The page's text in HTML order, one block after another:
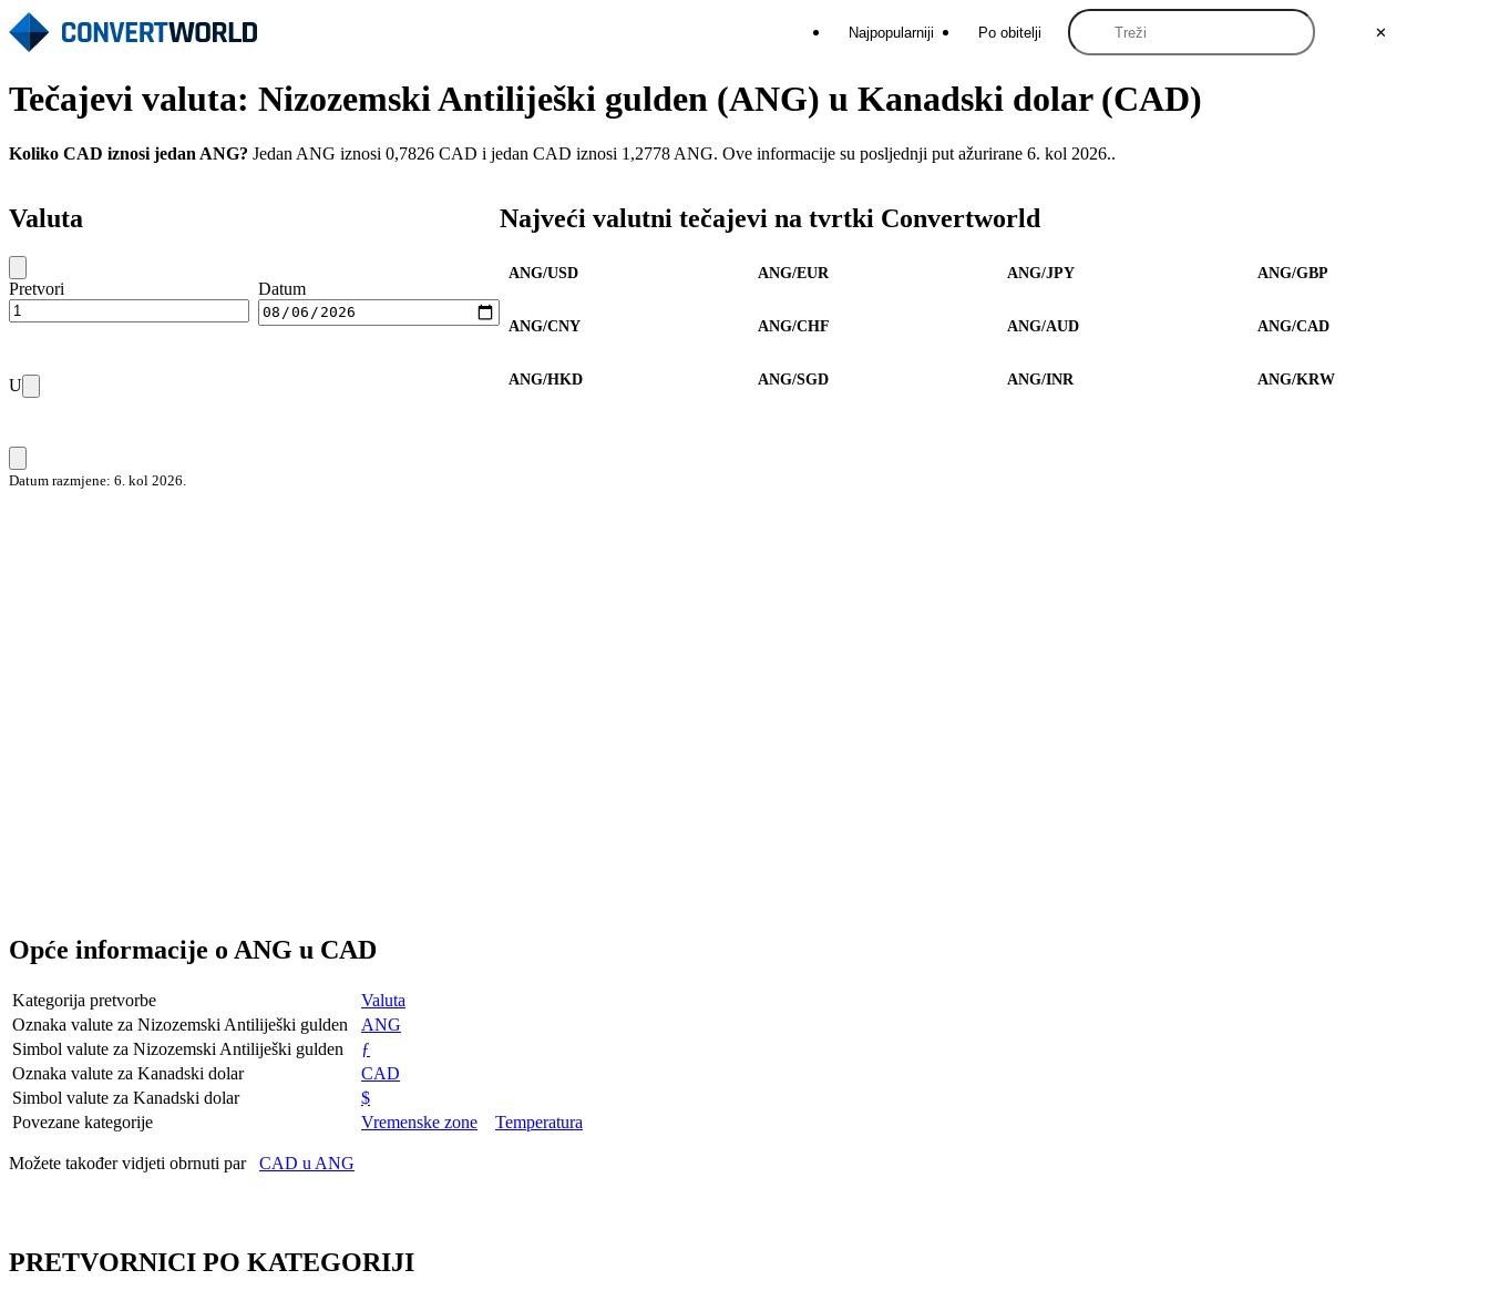
✕
Najpopularniji Po obitelji
Tečajevi valuta: Nizozemski Antiliješki gulden (ANG) u Kanadski dolar (CAD)
Koliko CAD iznosi jedan ANG? Jedan ANG iznosi 0,7826 CAD i jedan CAD iznosi 1,2778 ANG. Ove informacije su posljednji put ažurirane 6. kol 2026..
Valuta
Pretvori Datum
U
Datum razmjene: 6. kol 2026.
Najveći valutni tečajevi na tvrtki Convertworld
ANG/USD ANG/EUR ANG/JPY ANG/GBP
ANG/CNY ANG/CHF ANG/AUD ANG/CAD
ANG/HKD ANG/SGD ANG/INR ANG/KRW
Opće informacije o ANG u CAD
Kategorija pretvorbe
Valuta
Oznaka valute za Nizozemski Antiliješki gulden
ANG
Simbol valute za Nizozemski Antiliješki gulden
ƒ
Oznaka valute za Kanadski dolar
CAD
Simbol valute za Kanadski dolar
$
Povezane kategorije
Vremenske zone Temperatura
Možete također vidjeti obrnuti par CAD u ANG
PRETVORNICI PO KATEGORIJI